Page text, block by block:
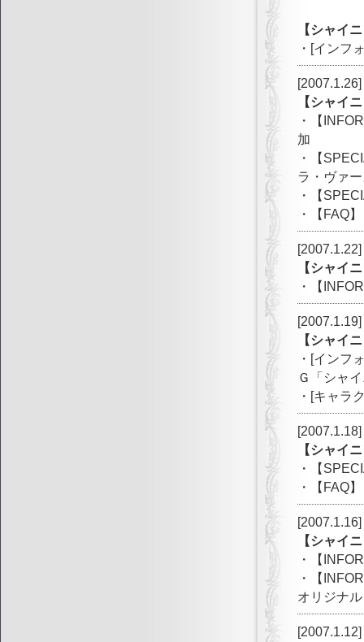
【シャイ
・[インフ
[2007.1.26]
【シャイ
・【
加
・【
ラ・ヴァ
・【
・【FAQ
[2007.1.22]
【シャイ
・【
[2007.1.19]
【シャイ
・[インフ
Ｇ「シャ
・[キャラ
[2007.1.18]
【シャイ
・【
・【FAQ
[2007.1.16]
【シャイ
・【
・【
オリジナ
[2007.1.12]